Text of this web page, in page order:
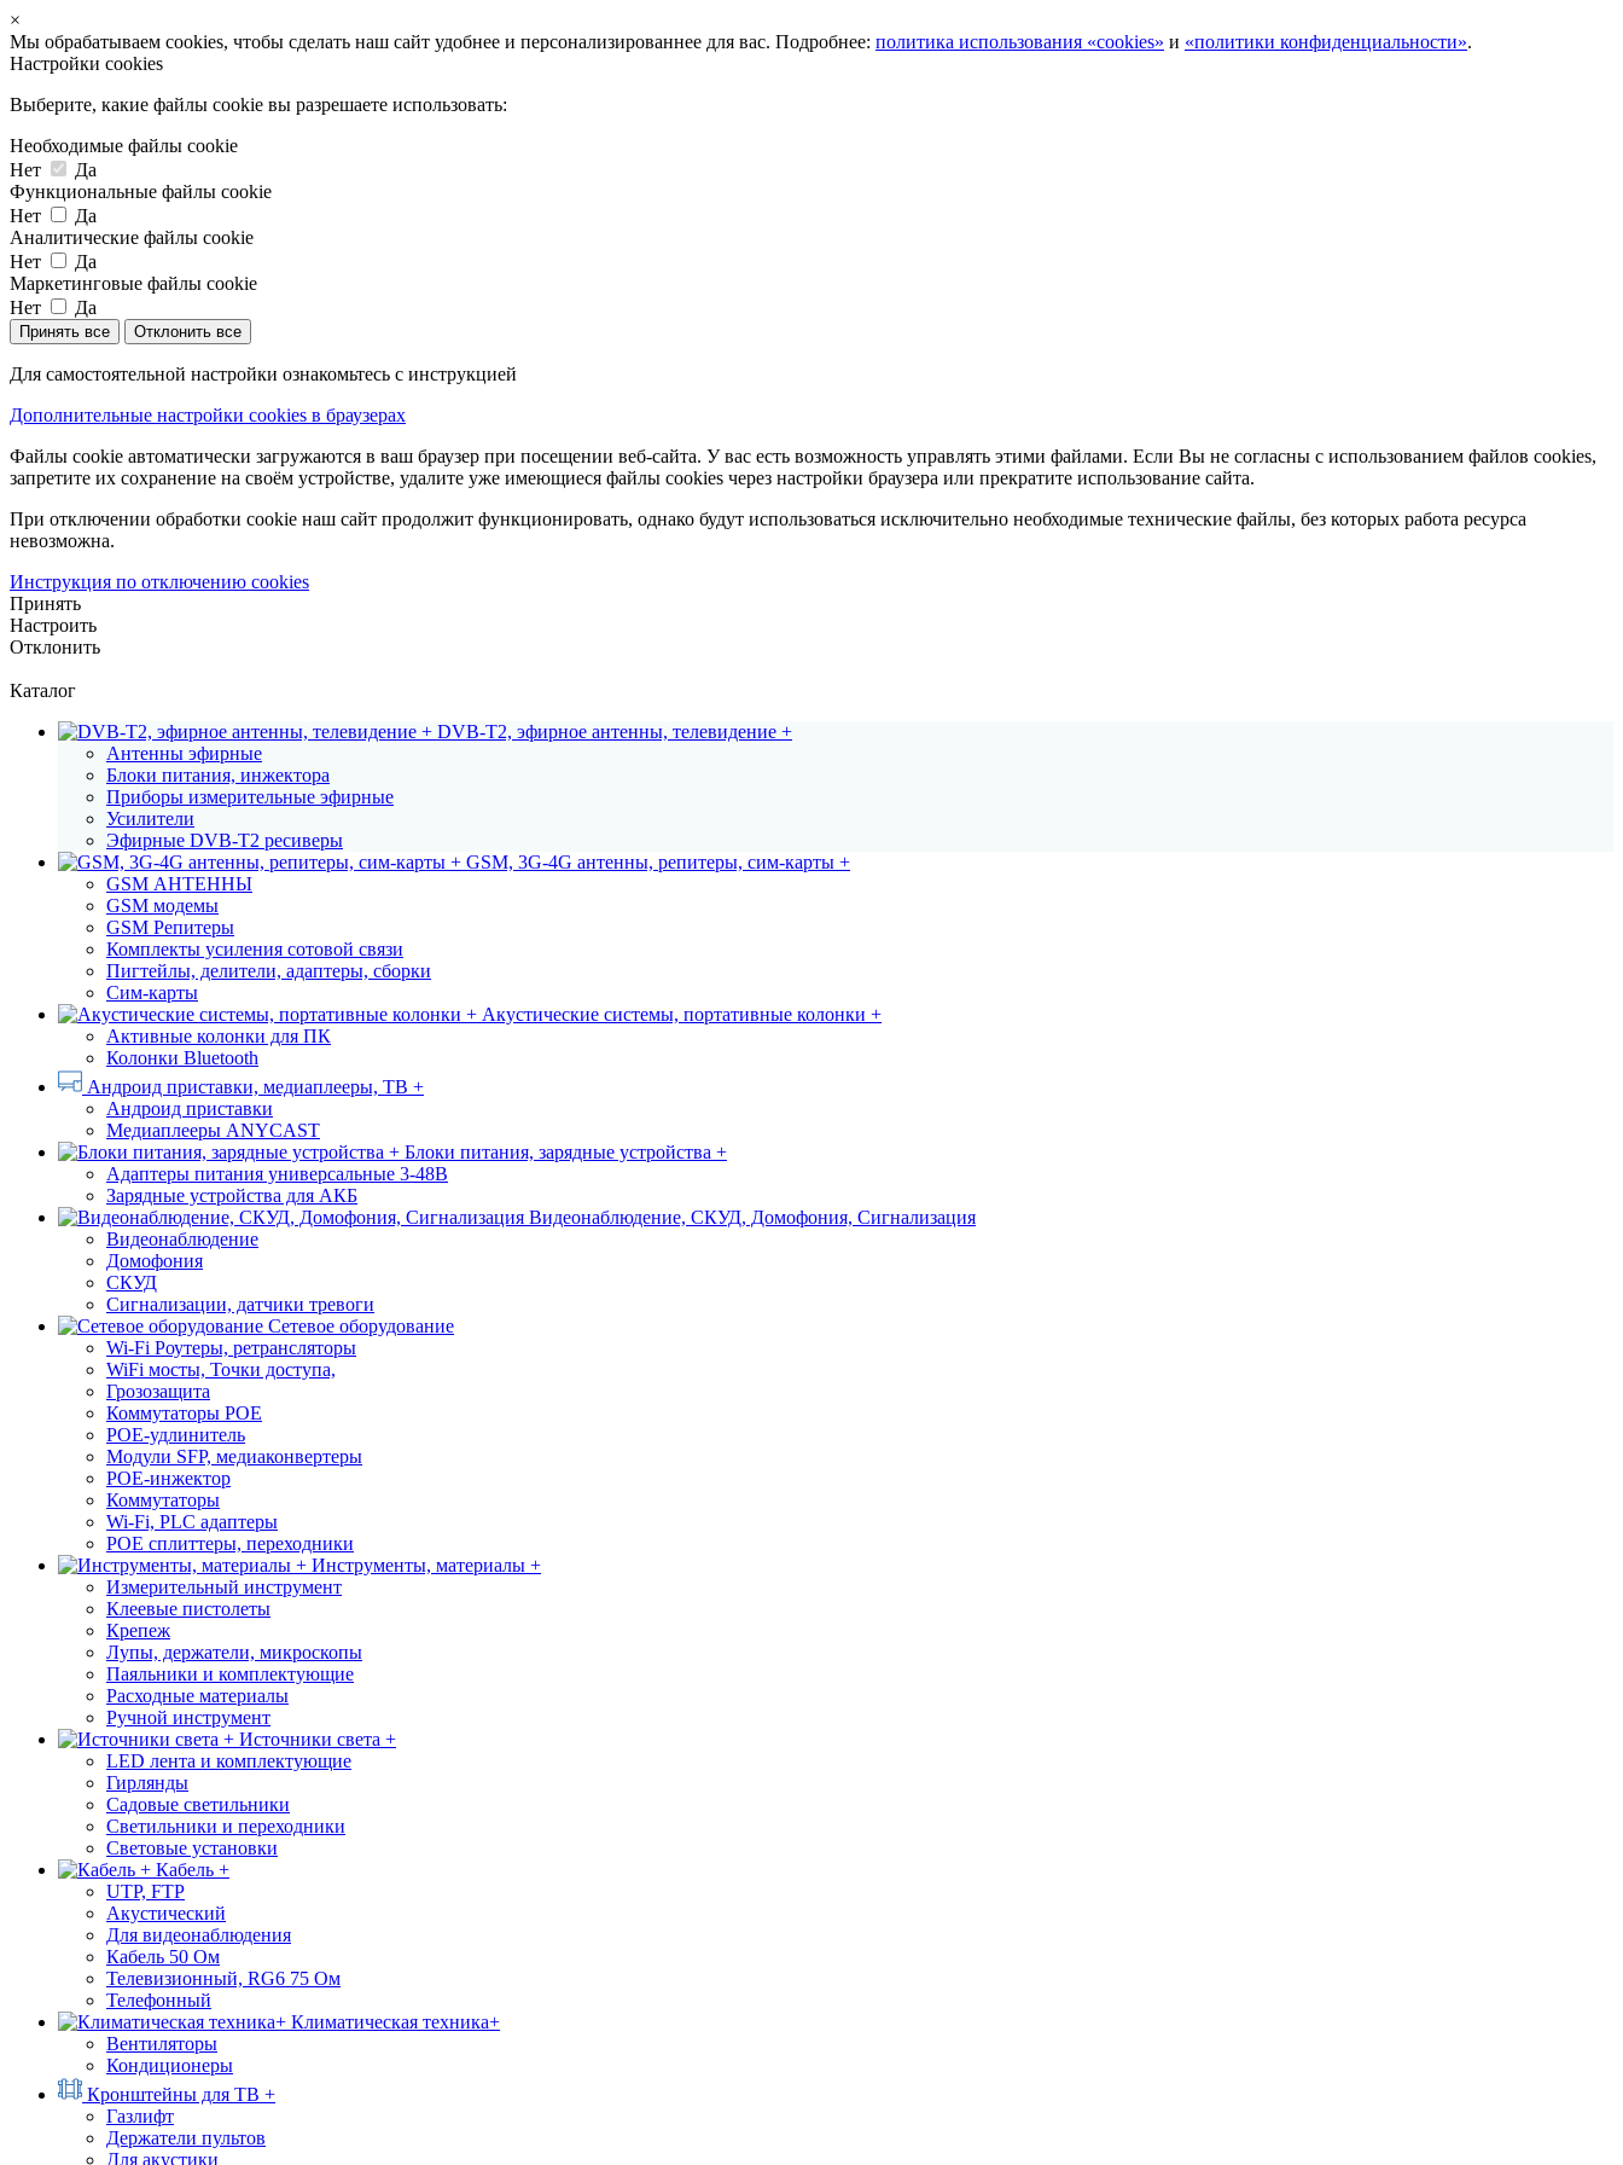
×
Мы обрабатываем cookies, чтобы сделать наш сайт удобнее и персонализированнее для вас. Подробнее: политика использования «cookies» и «политики конфиденциальности».
Настройки cookies
Выберите, какие файлы cookie вы разрешаете использовать:
Необходимые файлы cookie
Нет
Да
Функциональные файлы cookie
Нет
Да
Аналитические файлы cookie
Нет
Да
Маркетинговые файлы cookie
Нет
Да
Принять все Отклонить все
Для самостоятельной настройки ознакомьтесь с инструкцией
Дополнительные настройки cookies в браузерах
Файлы cookie автоматически загружаются в ваш браузер при посещении веб-сайта. У вас есть возможность управлять этими файлами. Если Вы не согласны с использованием файлов cookies,
запретите их сохранение на своём устройстве, удалите уже имеющиеся файлы cookies через настройки браузера или прекратите использование сайта.
При отключении обработки cookie наш сайт продолжит функционировать, однако будут использоваться исключительно необходимые технические файлы, без которых работа ресурса
невозможна.
Инструкция по отключению cookies
Принять
Настроить
Отклонить
Каталог
DVB-T2, эфирное антенны, телевидение +
Антенны эфирные
Блоки питания, инжектора
Приборы измерительные эфирные
Усилители
Эфирные DVB-T2 ресиверы
GSM, 3G-4G антенны, репитеры, сим-карты +
GSM АНТЕННЫ
GSM модемы
GSM Репитеры
Комплекты усиления сотовой связи
Пигтейлы, делители, адаптеры, сборки
Сим-карты
Акустические системы, портативные колонки +
Активные колонки для ПК
Колонки Bluetooth
Андроид приставки, медиаплееры, ТВ +
Андроид приставки
Медиаплееры ANYCAST
Блоки питания, зарядные устройства +
Адаптеры питания универсальные 3-48В
Зарядные устройства для АКБ
Видеонаблюдение, СКУД, Домофония, Сигнализация
Видеонаблюдение
Домофония
СКУД
Сигнализации, датчики тревоги
Сетевое оборудование
Wi-Fi Роутеры, ретрансляторы
WiFi мосты, Точки доступа,
Грозозащита
Коммутаторы POE
POE-удлинитель
Модули SFP, медиаконвертеры
POE-инжектор
Коммутаторы
Wi-Fi, PLC адаптеры
POE сплиттеры, переходники
Инструменты, материалы +
Измерительный инструмент
Клеевые пистолеты
Крепеж
Лупы, держатели, микроскопы
Паяльники и комплектующие
Расходные материалы
Ручной инструмент
Источники света +
LED лента и комплектующие
Гирлянды
Садовые светильники
Светильники и переходники
Световые установки
Кабель +
UTP, FTP
Акустический
Для видеонаблюдения
Кабель 50 Ом
Телевизионный, RG6 75 Ом
Телефонный
Климатическая техника+
Вентиляторы
Кондиционеры
Кронштейны для ТВ +
Газлифт
Держатели пультов
Для акустики